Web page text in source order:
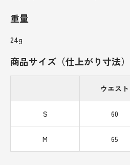
重量
24g
商品サイズ（仕上がり寸法）
ウエスト
S 60
M 65